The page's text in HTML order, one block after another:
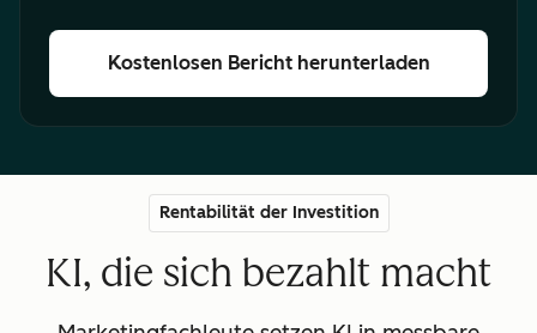
Kostenlosen Bericht herunterladen
Rentabilität der Investition
KI, die sich bezahlt macht